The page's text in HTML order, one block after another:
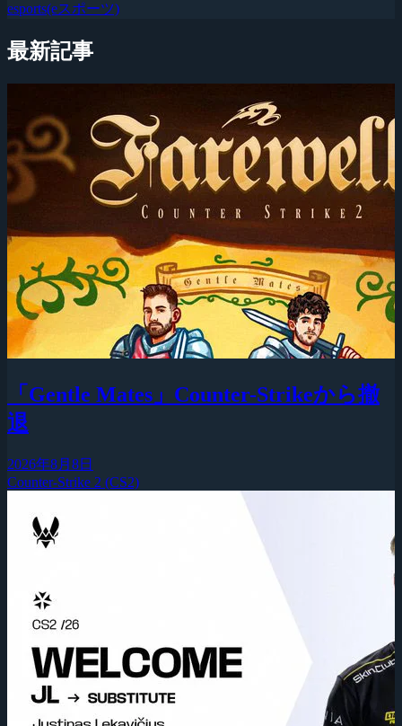
esports(eスポーツ)
最新記事
「Gentle Mates」Counter-Strikeから撤
退
2026年8月8日
Counter-Strike 2 (CS2)